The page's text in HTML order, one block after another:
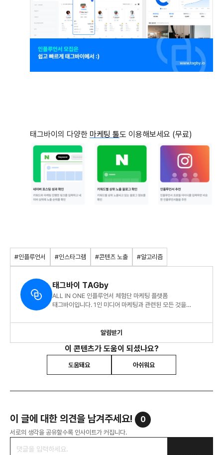
태그바이의 다양한 마케팅 툴도 이용해보세요 (무료)
#인플루언서 #인스타그램 #콘텐츠 노출 #알고리즘
태그바이 TAGby
ALL IN ONE 인플루언서 체험단 마케팅 플랫폼
태그바이입니다. 1인 미디어 마케팅과 관련된 모든 것을
알림받기
이 콘텐츠가 도움이 되셨나요?
도움돼요 아쉬워요
이 글에 대한 의견을 남겨주세요! 0
서로의 생각을 공유할수록 인사이트가 커집니다.